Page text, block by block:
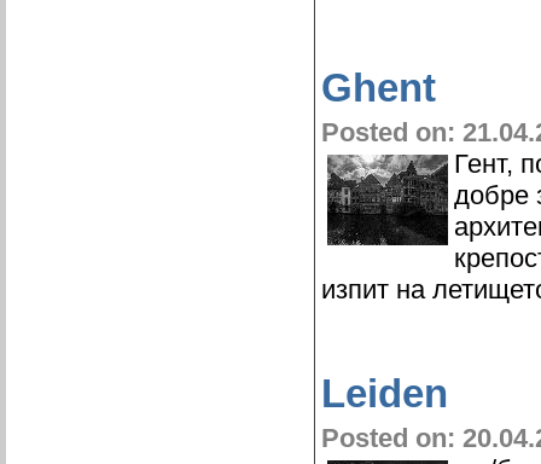
Ghent
Posted on:
Гент,
добре
изпит на
Leiden
Posted on: